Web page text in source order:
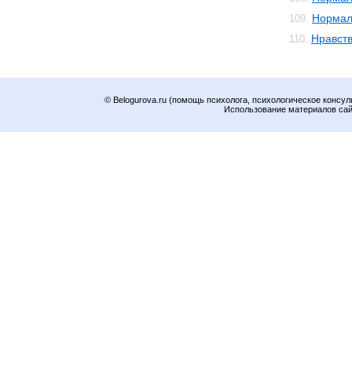
109.
110.
© Belogurova.ru (помощь психолога, психологическое
Использование материалов